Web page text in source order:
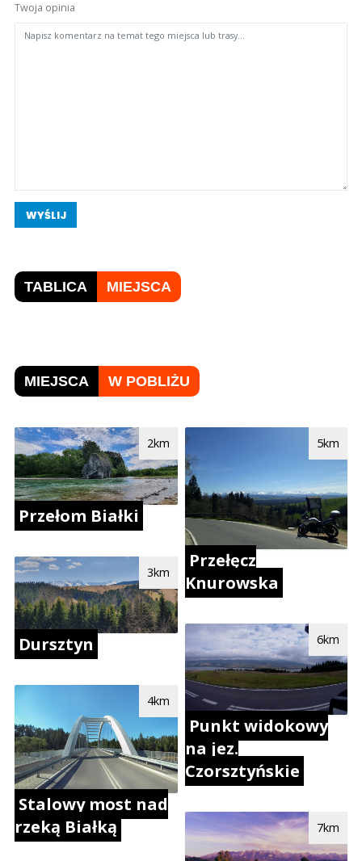
Twoja opinia
WYŚLIJ
TABLICA MIEJSCA
MIEJSCA W POBLIŻU
Przełom Białki
2km
Dursztyn
3km
Stalowy most nad
rzeką Białką
4km
Przełęcz
Knurowska
5km
Punkt widokowy
na jez.
Czorsztyńskie
6km
7km